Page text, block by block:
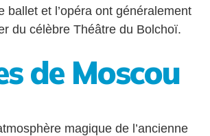
ballet et l’opéra ont généralement
du célèbre Théâtre du Bolchoï.
de Moscou
magique de l’ancienne